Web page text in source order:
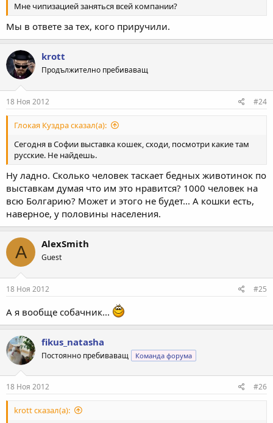
Мне чипизацией заняться всей компании?
Мы в ответе за тех, кого приручили.
krott
Продължително пребиваващ
18 Ноя 2012 #24
Глокая Куздра сказал(а):
Сегодня в Софии выставка кошек, сходи, посмотри какие там
русские. Не найдешь.
Ну ладно. Сколько человек таскает бедных животинок по
выставкам думая что им это нравится? 1000 человек на
всю Болгарию? Может и этого не будет... А кошки есть,
наверное, у половины населения.
A AlexSmith
Guest
18 Ноя 2012 #25
А я вообще собачник...
fikus_natasha
Постоянно пребиваващ Команда форума
18 Ноя 2012 #26
krott сказал(а):